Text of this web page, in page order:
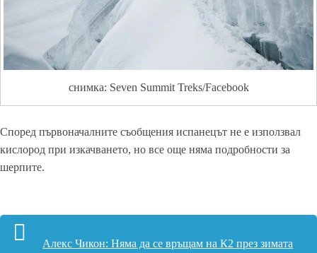
снимка: Seven Summit Treks/Facebook
Според първоначалните съобщения испанецът не е използвал
кислород при изкачването, но все още няма подробности за
шерпите.
Алекс Чикон: Няма да се връщам на К2 през зимата